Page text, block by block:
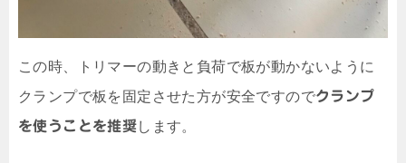
この時、トリマーの動きと負荷で板が動かないように
クランプで板を固定させた方が安全ですのでクランプ
を使うことを推奨します。